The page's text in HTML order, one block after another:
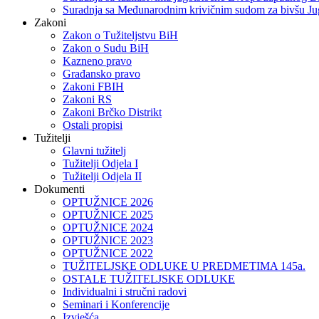
Suradnja sa Međunarodnim krivičnim sudom za bivšu
Zakoni
Zakon o Тužiteljstvu BiH
Zakon o Sudu BiH
Kazneno pravo
Građansko pravo
Zakoni FBIH
Zakoni RS
Zakoni Brčko Distrikt
Ostali propisi
Tužitelji
Glavni tužitelj
Tužitelji Odjela I
Tužitelji Odjela II
Dokumenti
OPTUŽNICE 2026
OPTUŽNICE 2025
OPTUŽNICE 2024
OPTUŽNICE 2023
OPTUŽNICE 2022
TUŽITELJSKE ODLUKE U PREDMETIMA 145a.
OSTALE TUŽITELJSKE ODLUKE
Individualni i stručni radovi
Seminari i Konferencije